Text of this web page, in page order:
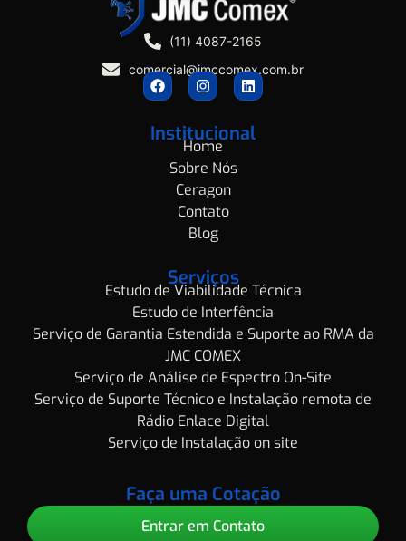
(11) 4087-2165
comercial@jmccomex.com.br
Institucional
Home
Sobre Nós
Ceragon
Contato
Blog
Serviços
Estudo de Viabilidade Técnica
Estudo de Interfência
Serviço de Garantia Estendida e Suporte ao RMA da
JMC COMEX
Serviço de Análise de Espectro On-Site
Serviço de Suporte Técnico e Instalação remota de
Rádio Enlace Digital
Serviço de Instalação on site
Faça uma Cotação
Entrar em Contato